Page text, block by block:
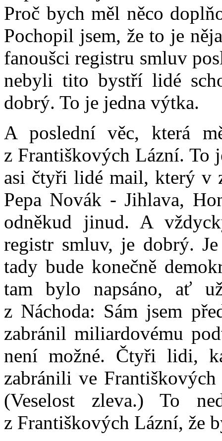
Proč bych měl něco
Pochopil jsem, že to je
fanoušci registru smluv
nebyli tito bystří lidé
dobrý. To je jedna výtka.
A poslední věc, která
z Františkových Lázní. To
asi čtyři lidé mail, který v
Pepa Novák - Jihlava,
odněkud jinud. A
registr smluv, je dobrý.
tady bude konečně
tam bylo napsáno, ať
z Náchoda: Sám jsem
zabránil miliardovému
není možné. Čtyři lidi,
zabránili ve
(Veselost zleva.) To
z Františkových Lázní, že